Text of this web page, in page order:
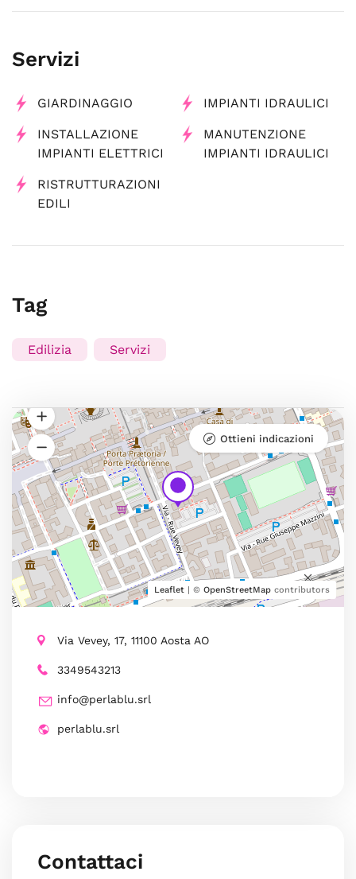
Servizi
GIARDINAGGIO IMPIANTI IDRAULICI
INSTALLAZIONE
IMPIANTI ELETTRICI
MANUTENZIONE
IMPIANTI IDRAULICI
RISTRUTTURAZIONI
EDILI
Tag
Edilizia Servizi
Leaflet | © OpenStreetMap contributors
Ottieni indicazioni
Via Vevey, 17, 11100 Aosta AO
3349543213
info@perlablu.srl
perlablu.srl
Contattaci